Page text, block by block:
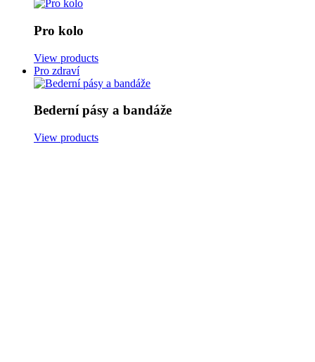
Pro kolo
View products
Pro zdraví
Bederní pásy a bandáže
View products